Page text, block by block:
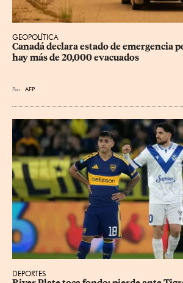
GEOPOLÍTICA
Canadá declara estado de emergencia
hay más de 20,000 evacuados
Por AFP
DEPORTES